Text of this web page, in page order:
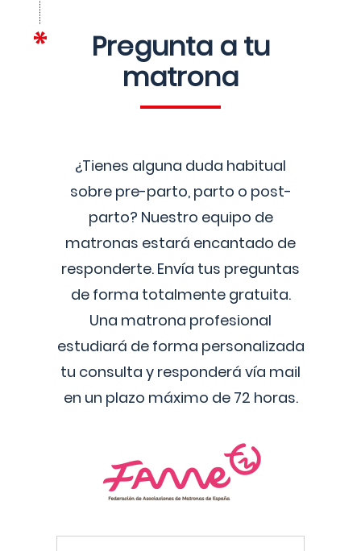
Pregunta a tu
matrona
¿Tienes alguna duda habitual
sobre pre-parto, parto o post-
parto? Nuestro equipo de
matronas estará encantado de
responderte. Envía tus preguntas
de forma totalmente gratuita.
Una matrona profesional
estudiará de forma personalizada
tu consulta y responderá vía mail
en un plazo máximo de 72 horas.